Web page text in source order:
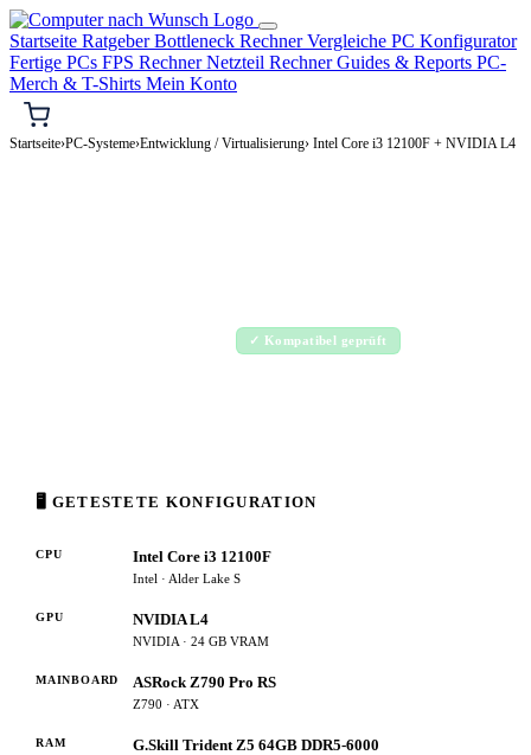
Startseite RatgeberBottleneck RechnerVergleiche PC Konfigurator
Fertige PCs FPS RechnerNetzteil RechnerGuides & Reports PC-
Merch & T-Shirts Mein Konto
Startseite›PC-Systeme›Entwicklung / Virtualisierung› Intel Core i3 12100F + NVIDIA L4
✓ Kompatibel geprüft
🖥 GETESTETE KONFIGURATION
CPU Intel Core i3 12100F
Intel · Alder Lake S
GPU NVIDIA L4
NVIDIA · 24 GB VRAM
MAINBOARD ASRock Z790 Pro RS
Z790 · ATX
RAM G.Skill Trident Z5 64GB DDR5-6000